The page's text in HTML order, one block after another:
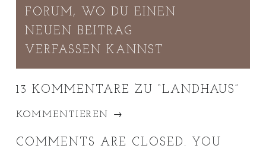
FORUM, WO DU EINEN
NEUEN BEITRAG
VERFASSEN KANNST
13 KOMMENTARE ZU “ LANDHAUS
KOMMENTIEREN →
COMMENTS ARE CLOSED. YOU